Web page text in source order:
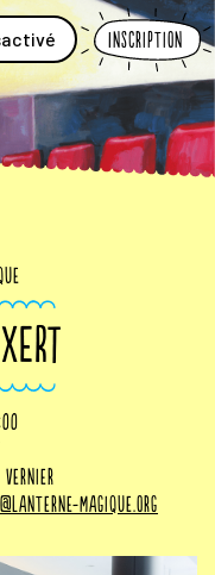
Inscription
Vernier
magique.org